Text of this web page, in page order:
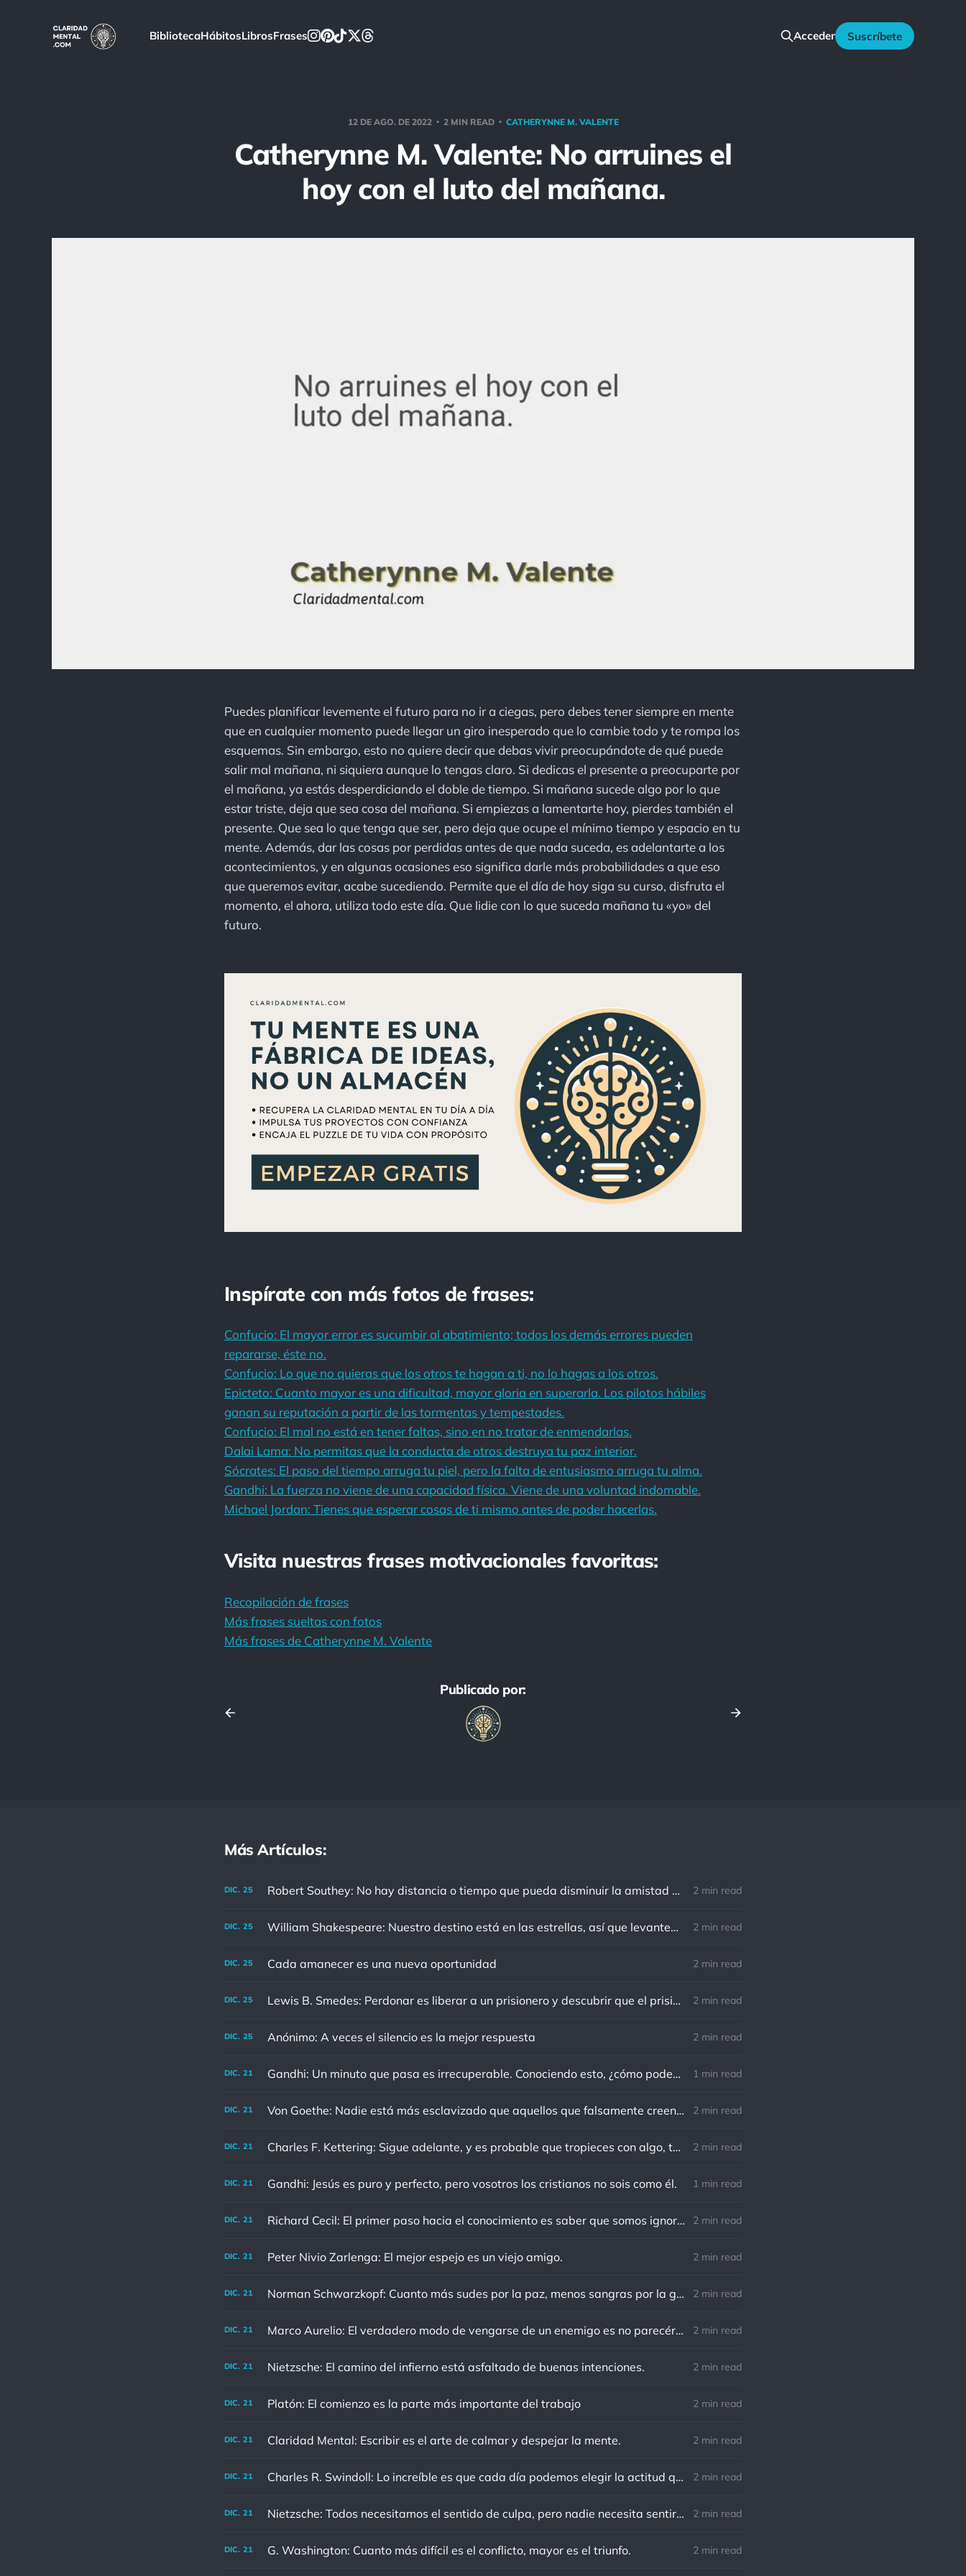
BibliotecaHábitosLibrosFrases Acceder Suscríbete
12 DE AGO. DE 2022 2 MIN READ CATHERYNNE M. VALENTE
Catherynne M. Valente: No arruines el
hoy con el luto del mañana.
Puedes planificar levemente el futuro para no ir a ciegas, pero debes tener siempre en mente
que en cualquier momento puede llegar un giro inesperado que lo cambie todo y te rompa los
esquemas. Sin embargo, esto no quiere decir que debas vivir preocupándote de qué puede
salir mal mañana, ni siquiera aunque lo tengas claro. Si dedicas el presente a preocuparte por
el mañana, ya estás desperdiciando el doble de tiempo. Si mañana sucede algo por lo que
estar triste, deja que sea cosa del mañana. Si empiezas a lamentarte hoy, pierdes también el
presente. Que sea lo que tenga que ser, pero deja que ocupe el mínimo tiempo y espacio en tu
mente. Además, dar las cosas por perdidas antes de que nada suceda, es adelantarte a los
acontecimientos, y en algunas ocasiones eso significa darle más probabilidades a que eso
que queremos evitar, acabe sucediendo. Permite que el día de hoy siga su curso, disfruta el
momento, el ahora, utiliza todo este día. Que lidie con lo que suceda mañana tu «yo» del
futuro.
Inspírate con más fotos de frases:
Confucio: El mayor error es sucumbir al abatimiento; todos los demás errores pueden
repararse, éste no.
Confucio: Lo que no quieras que los otros te hagan a ti, no lo hagas a los otros.
Epicteto: Cuanto mayor es una dificultad, mayor gloria en superarla. Los pilotos hábiles
ganan su reputación a partir de las tormentas y tempestades.
Confucio: El mal no está en tener faltas, sino en no tratar de enmendarlas.
Dalai Lama: No permitas que la conducta de otros destruya tu paz interior.
Sócrates: El paso del tiempo arruga tu piel, pero la falta de entusiasmo arruga tu alma.
Gandhi: La fuerza no viene de una capacidad física. Viene de una voluntad indomable.
Michael Jordan: Tienes que esperar cosas de ti mismo antes de poder hacerlas.
Visita nuestras frases motivacionales favoritas:
Recopilación de frases
Más frases sueltas con fotos
Más frases de Catherynne M. Valente
Publicado por:
Más Artículos:
DIC. 25 Robert Southey: No hay distancia o tiempo que pueda disminuir la amistad de aquellos que están completamente convencidos del valor del otro 2 min read
DIC. 25 William Shakespeare: Nuestro destino está en las estrellas, así que levantemos nuestros ojos al cielo 2 min read
DIC. 25 Cada amanecer es una nueva oportunidad 2 min read
DIC. 25 Lewis B. Smedes: Perdonar es liberar a un prisionero y descubrir que el prisionero eras tú 2 min read
DIC. 25 Anónimo: A veces el silencio es la mejor respuesta 2 min read
DIC. 21 Gandhi: Un minuto que pasa es irrecuperable. Conociendo esto, ¿cómo podemos malgastar tantas horas? 1 min read
DIC. 21 Von Goethe: Nadie está más esclavizado que aquellos que falsamente creen que son libres. 2 min read
DIC. 21 Charles F. Kettering: Sigue adelante, y es probable que tropieces con algo, tal vez cuando menos lo esperes. Nunca he escuchado hablar de alguien algu 2 min read
DIC. 21 Gandhi: Jesús es puro y perfecto, pero vosotros los cristianos no sois como él. 1 min read
DIC. 21 Richard Cecil: El primer paso hacia el conocimiento es saber que somos ignorantes. 2 min read
DIC. 21 Peter Nivio Zarlenga: El mejor espejo es un viejo amigo. 2 min read
DIC. 21 Norman Schwarzkopf: Cuanto más sudes por la paz, menos sangras por la guerra. 2 min read
DIC. 21 Marco Aurelio: El verdadero modo de vengarse de un enemigo es no parecérsele. 2 min read
DIC. 21 Nietzsche: El camino del infierno está asfaltado de buenas intenciones. 2 min read
DIC. 21 Platón: El comienzo es la parte más importante del trabajo 2 min read
DIC. 21 Claridad Mental: Escribir es el arte de calmar y despejar la mente. 2 min read
DIC. 21 Charles R. Swindoll: Lo increíble es que cada día podemos elegir la actitud que adoptaremos. 2 min read
DIC. 21 Nietzsche: Todos necesitamos el sentido de culpa, pero nadie necesita sentirse culpable. 2 min read
DIC. 21 G. Washington: Cuanto más difícil es el conflicto, mayor es el triunfo. 2 min read